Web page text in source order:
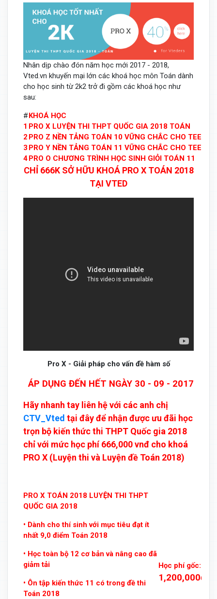
Nhân dịp chào đón năm học mới 2017 - 2018,
Vted.vn khuyến mại lớn các khoá học môn Toán dành
cho học sinh từ 2k2 trở đi gồm các khoá học như
sau:
#KHOÁ HỌC
1 PRO X LUYỆN THI THPT QUỐC GIA 2018 TOÁN
2 PRO Z NỀN TẢNG TOÁN 10 VỮNG CHẮC CHO TEEN
3 PRO Y NỀN TẢNG TOÁN 11 VỮNG CHẮC CHO TEEN
4PRO O CHƯƠNG TRÌNH HỌC SINH GIỎI TOÁN 11
CHỈ 666K SỞ HỮU KHOÁ PRO X TOÁN 2018
TẠI VTED
Pro X - Giải pháp cho vấn đề hàm số
ÁP DỤNG ĐẾN HẾT NGÀY 30 - 09 - 2017
Hãy nhanh tay liên hệ với các anh chị
CTV_Vted tại đây để nhận được ưu đãi học
trọn bộ kiến thức thi THPT Quốc gia 2018
chỉ với mức học phí 666,000 vnđ cho khoá
PRO X (Luyện thi và Luyện đề Toán 2018)
PRO X TOÁN 2018 LUYỆN THI THPT
QUỐC GIA 2018
• Dành cho thí sinh với mục tiêu đạt ít
nhất 9,0 điểm Toán 2018
• Học toàn bộ 12 cơ bản và nâng cao đã
giảm tải
• Ôn tập kiến thức 11 có trong đề thi
Toán 2018
Học phí gốc:
1,200,000đ